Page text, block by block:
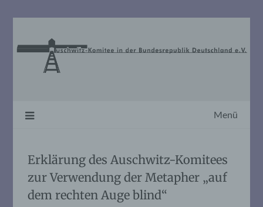
Menü
Erklärung des Auschwitz-Komitees
zur Verwendung der Metapher „auf
dem rechten Auge blind“